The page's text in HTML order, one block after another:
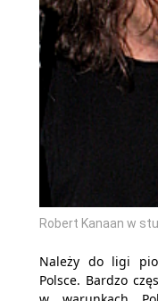
Robert Kanaan w
Należy do ligi
Polsce. Bardzo